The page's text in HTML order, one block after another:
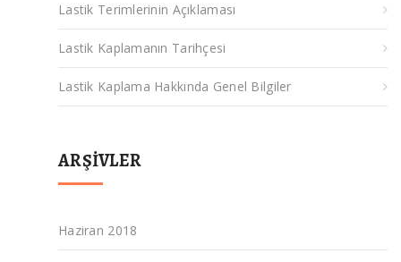
Lastik Terimlerinin Açıklaması
Lastik Kaplamanın Tarihçesi
Lastik Kaplama Hakkında Genel Bilgiler
ARŞIVLER
Haziran 2018